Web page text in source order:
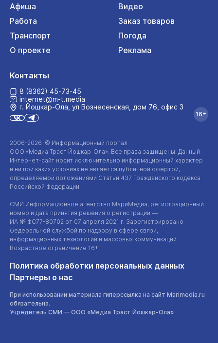
Афиша
Видео
Работа
Заказ товаров
Транспорт
Погода
О проекте
Реклама
2006-2026 © Информационный портал
ООО «Медиа Траст Йошкар-Ола». Все права защищены. Данный
Интернет-сайт носит исключительно информационный характер
и ни при каких условиях не является публичной офертой,
определяемой положениями Статьи 437 Гражданского кодекса
Российской Федерации.
СМИ Информационное агентство МариМедиа, регистрационный
номер и дата принятия решения о регистрации —
ИА № ФС77-80702 от 07 апреля 2021 г. Зарегистрировано
Федеральной службой по надзору в сфере связи,
информационных технологий и массовых коммуникаций.
Возрастное ограничение 16+.
Политика обработки персональных данных
Партнеры о нас
При использовании материала гиперссылка на сайт Marimedia.ru
обязательна.
Учредитель СМИ — ООО «Медиа Траст Йошкар-Ола»
Контакты
8 (8362) 45-73-45
internet@m-t.media
г. Йошкар‑Ола, ул Вознесенская, дом 76, офис 3
16+